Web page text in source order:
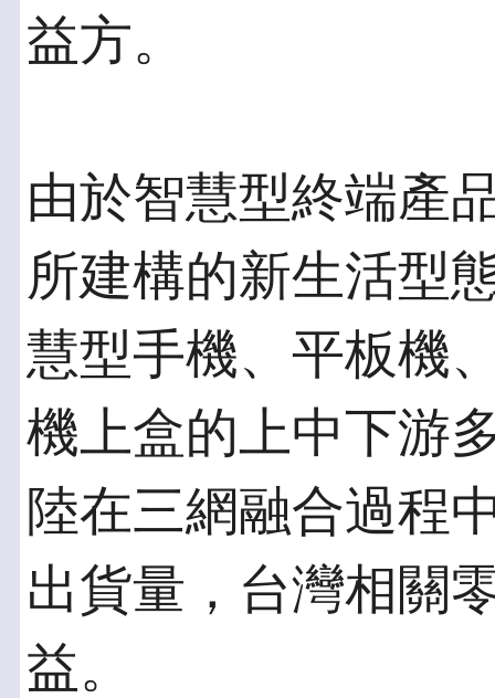
益方。
由於智慧型終端產
所建構的新生活型
慧型手機、平板機
機上盒的上中下游
陸在三網融合過程
出貨量，台灣相關
益。